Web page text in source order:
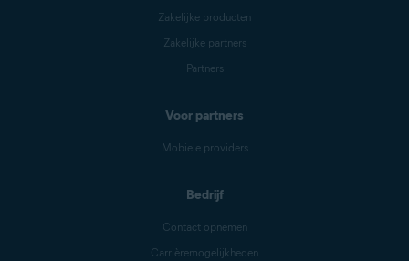
Zakelijke producten
Zakelijke partners
Partners
Voor partners
Mobiele providers
Bedrijf
Contact opnemen
Carrièremogelijkheden